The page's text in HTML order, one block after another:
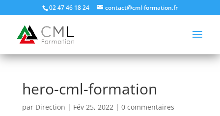
02 47 46 18 24 contact@cml-formation.fr
hero-cml-formation
par Direction | Fév 25, 2022| 0 commentaires